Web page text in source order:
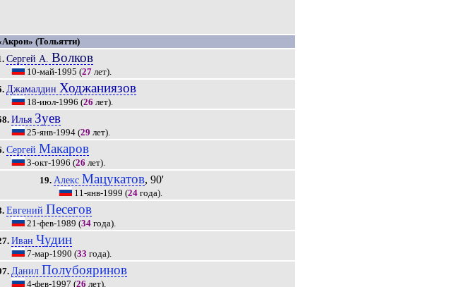
(Тольятти)
Сергей А. Волков
10-май-1995 (27 лет).
Джамалдин Ходжаниязов
18-июл-1996 (26 лет).
Илья Зуев
25-янв-1994 (29 лет).
Сергей Макаров
3-окт-1996 (26 лет).
19.Алекс Мацукатов, 90'
11-янв-1999 (24года).
Евгений Песегов
21-фев-1989 (34 года).
Иван Чудин
7-мар-1990 (33 года).
Данил Полубояринов
4-фев-1997 (26 лет).